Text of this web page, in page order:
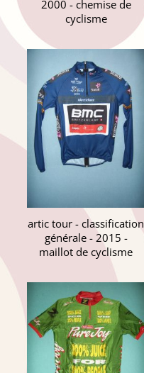
2000 - chemise de
cyclisme
artic tour - classification
générale - 2015 -
maillot de cyclisme